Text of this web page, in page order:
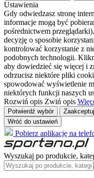
Ustawienia
Gdy odwiedzasz stronę
informacje mogą być
pośrednictwem
decyzję o sposobie
kontrolować korzystanie z
podobnych technologii.
aby dowiedzieć się więcej i
odrzucisz niektóre pliki
spowodować wyświetlenie
niektórych funkcji naszych
Rozwiń opis Zwiń opis
Potwierdź wybór
Wróć do ustawień
Pobierz aplikację na
Wyszukaj po produkcie,